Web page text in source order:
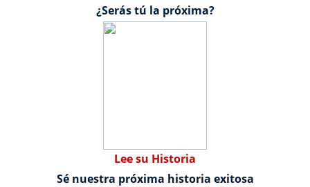
¿Serás tú la próxima?
Lee su Historia
Sé nuestra próxima historia exitosa